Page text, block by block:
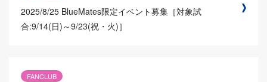
2025/8/25 BlueMates限定イベント募集［対象試
合:9/14(日)～9/23(祝・火)］
FANCLUB